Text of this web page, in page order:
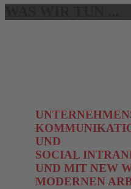
UND
SOCIAL
UND MIT NEW
MODERNEN